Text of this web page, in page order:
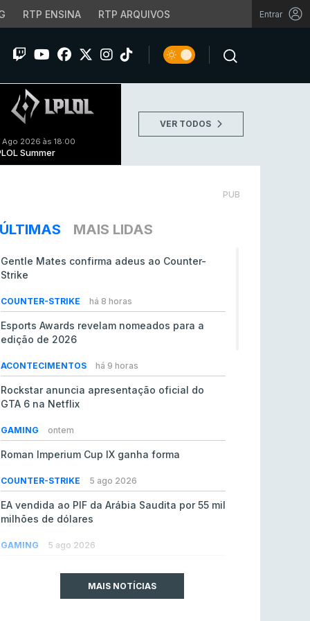
RTP ENSINA RTP ARQUIVOS Entrar
Ago 2026 às 18:00
Summer
VER TODOS
PUB
ÚLTIMAS MAIS LIDAS
Gentle Mates confirma adeus ao Counter-
Strike
COUNTER-STRIKE há 8 horas
Esports Awards revelam nomeados para a
edição de 2026
ACONTECIMENTOS há 9 horas
Rockstar anuncia apresentação oficial do
GTA 6 na Netflix
GAMING ontem
Roman Imperium Cup IX ganha forma
COUNTER-STRIKE 5 ago 2026
EA vendida ao PIF da Arábia Saudita por 55 mil
milhões de dólares
GAMING 5 ago 2026
MAIS NOTÍCIAS